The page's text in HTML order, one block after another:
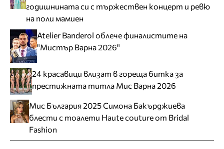
годишнината си с тържествен концерт и ревю
на поли мамиен
Atelier Banderol облече финалистите на
"Мистър Варна 2026"
24 красавици влизат в гореща битка за
престижната титла Мис Варна 2026
Мис България 2025 Симона Бакърджиева
блести с тоалети Haute couture от Bridal
Fashion